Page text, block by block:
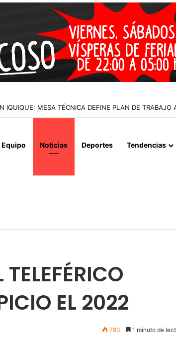
SINO LA VIDA”: LA EMOTIVA ROMERÍA AL
Noticias Deportes Tendencias
EL 2022
783 1 minuto de